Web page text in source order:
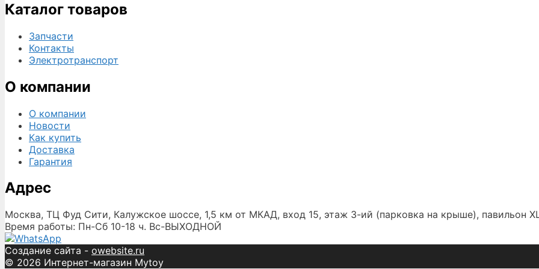
Каталог товаров
Запчасти
Контакты
Электротранспорт
О компании
О компании
Новости
Как купить
Доставка
Гарантия
Адрес
Москва, ТЦ Фуд Сити, Калужское шоссе, 1,5 км от МКАД, вход 15, этаж 3-ий (парковка на крыше), павильон
Время работы: Пн-Сб 10-18 ч. Вс-ВЫХОДНОЙ
Создание сайта - owebsite.ru
© 2026 Интернет-магазин Mytoy